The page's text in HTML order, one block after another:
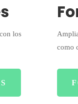
los
como